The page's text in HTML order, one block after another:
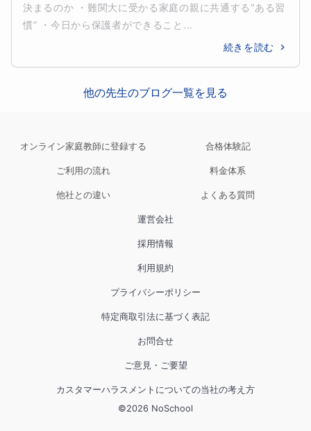
決まるのか ・難関大に受かる家庭の親に共通する“ある習
慣” ・今日から保護者ができること...
続きを読む
他の先生のブログ一覧を見る
オンライン家庭教師に登録する 合格体験記
ご利用の流れ 料金体系
他社との違い よくある質問
運営会社
採用情報
利用規約
プライバシーポリシー
特定商取引法に基づく表記
お問合せ
ご意見・ご要望
カスタマーハラスメントについての当社の考え方
©2026 NoSchool